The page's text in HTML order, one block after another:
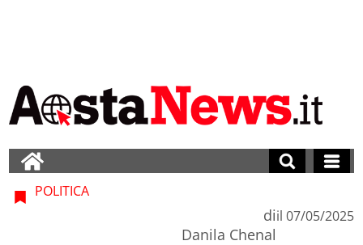
POLITICA
di
Danila Chenal
il 07/05/2025